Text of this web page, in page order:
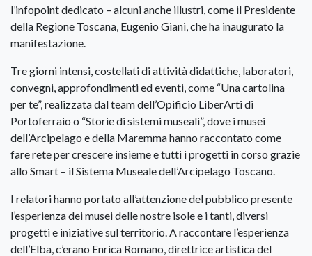
l’infopoint dedicato – alcuni anche illustri, come il Presidente
della Regione Toscana, Eugenio Giani, che ha inaugurato la
manifestazione.
Tre giorni intensi, costellati di attività didattiche, laboratori,
convegni, approfondimenti ed eventi, come “Una cartolina
per te”, realizzata dal team dell’Opificio LiberArti di
Portoferraio o “Storie di sistemi museali”, dove i musei
dell’Arcipelago e della Maremma hanno raccontato come
fare rete per crescere insieme e tutti i progetti in corso grazie
allo Smart – il Sistema Museale dell’Arcipelago Toscano.
I relatori hanno portato all’attenzione del pubblico presente
l’esperienza dei musei delle nostre isole e i tanti, diversi
progetti e iniziative sul territorio. A raccontare l’esperienza
dell’Elba, c’erano Enrica Romano, direttrice artistica del